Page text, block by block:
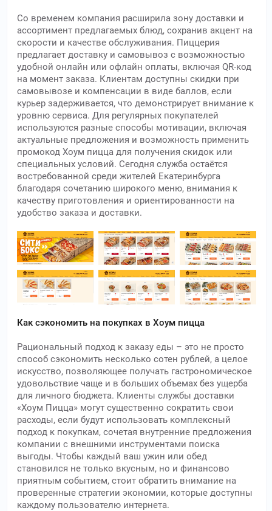
Со временем компания расширила зону доставки и
ассортимент предлагаемых блюд, сохранив акцент на
скорости и качестве обслуживания. Пиццерия
предлагает доставку и самовывоз с возможностью
удобной онлайн или офлайн оплаты, включая QR-код
на момент заказа. Клиентам доступны скидки при
самовывозе и компенсации в виде баллов, если
курьер задерживается, что демонстрирует внимание к
уровню сервиса. Для регулярных покупателей
используются разные способы мотивации, включая
актуальные предложения и возможность применить
промокод Хоум пицца для получения скидок или
специальных условий. Сегодня служба остаётся
востребованной среди жителей Екатеринбурга
благодаря сочетанию широкого меню, внимания к
качеству приготовления и ориентированности на
удобство заказа и доставки.
Как сэкономить на покупках в Хоум пицца
Рациональный подход к заказу еды – это не просто
способ сэкономить несколько сотен рублей, а целое
искусство, позволяющее получать гастрономическое
удовольствие чаще и в больших объемах без ущерба
для личного бюджета. Клиенты службы доставки
«Хоум Пицца» могут существенно сократить свои
расходы, если будут использовать комплексный
подход к покупкам, сочетая внутренние предложения
компании с внешними инструментами поиска
выгоды. Чтобы каждый ваш ужин или обед
становился не только вкусным, но и финансово
приятным событием, стоит обратить внимание на
проверенные стратегии экономии, которые доступны
каждому пользователю интернета.